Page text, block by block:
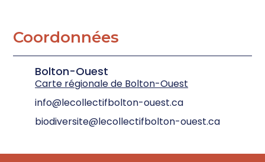
Coordonnées
Carte régionale de Bolton-Ouest
Bolton-Ouest
info@lecollectifbolton-ouest.ca
biodiversite@lecollectifbolton-ouest.ca